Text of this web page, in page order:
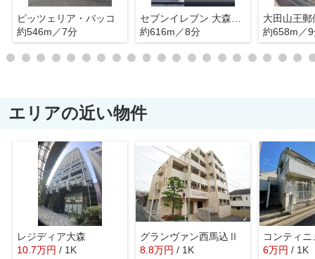
ピッツェリア・バッコ
約546m／7分
約616m／8分
大田山王郵
約658m／
エリアの近い物件
レジディア大森
10.7万円 / 1K
グランヴァン西馬込Ⅱ
8.8万円 / 1K
コンティ
6万円 / 1K